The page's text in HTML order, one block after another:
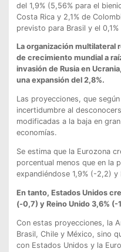
del 1,9% (5,56% para el
Costa Rica y 2,1% de
previsto para Brasil y el
La organización multilateral
de crecimiento mundial a
invasión de Rusia en
una expansión del 2,8%.
Las proyecciones, que
incertidumbre al
modificadas a la baja en
economías.
Se estima que la Eurozona
porcentual menos que en la
expandiéndose 1,9% (-2,2) y
En tanto, Estados Unidos
(-0,7) y Reino Unido 3,6% (-
Con estas proyecciones, la
Brasil, Chile y México, sino
con Estados Unidos y la